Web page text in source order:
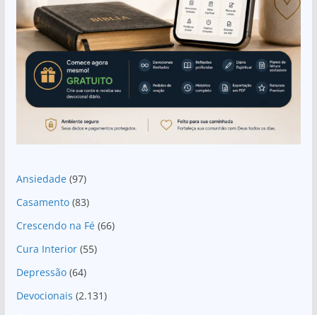
Ansiedade(97)
Casamento(83)
Crescendo na Fé(66)
Cura Interior(55)
Depressão(64)
Devocionais (2.131)